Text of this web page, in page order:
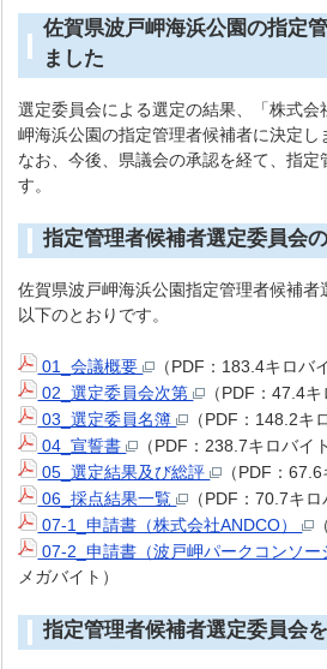
佐賀県波戸岬海浜公園の指定
ました
選定委員会による選定の結果、「株式会
岬海浜公園の指定管理者候補者に決定し
なお、今後、県議会の承認を経て、指定
す。
指定管理者候補者選定委員会
佐賀県波戸岬海浜公園指定管理者候補者
以下のとおりです。
01_会議概要
（PDF：183.4キロバ
02_選定委員会次第
（PDF：47.4キ
03_選定委員名簿
（PDF：148.2キ
04_宣誓書
（PDF：238.7キロバイ
05_選定結果及び総評
（PDF：
06_採点結果一覧
（PDF：70.7キロ
07-1_申請書（株式会社ANDCO）
07-2_申請書（波戸岬パークコンソ
メガバイト）
指定管理者候補者選定委員会